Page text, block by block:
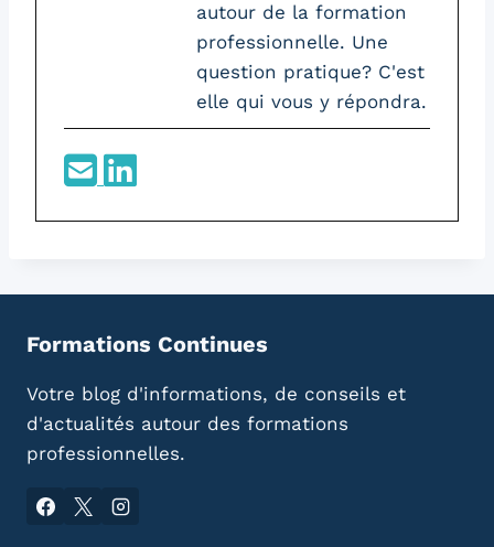
autour de la formation
professionnelle. Une
question pratique? C'est
elle qui vous y répondra.
Formations Continues
Votre blog d'informations, de conseils et
d'actualités autour des formations
professionnelles.